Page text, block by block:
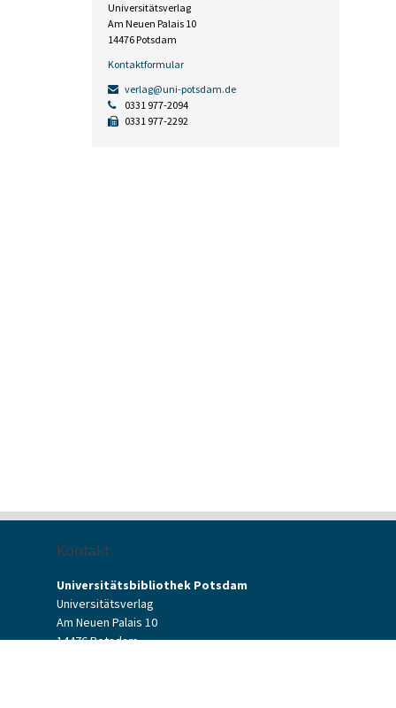
Universitätsverlag
Am Neuen Palais 10
14476 Potsdam
Kontaktformular
verlag@uni-potsdam.de
0331 977-2094
0331 977-2292
Kontakt
Universitätsbibliothek Potsdam
Universitätsverlag
Am Neuen Palais 10
14476 Potsdam